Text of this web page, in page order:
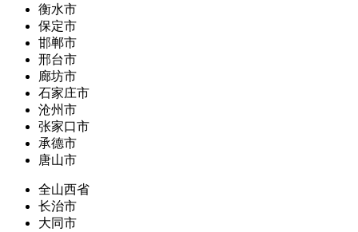
衡水市
保定市
邯郸市
邢台市
廊坊市
石家庄市
沧州市
张家口市
承德市
唐山市
全山西省
长治市
大同市